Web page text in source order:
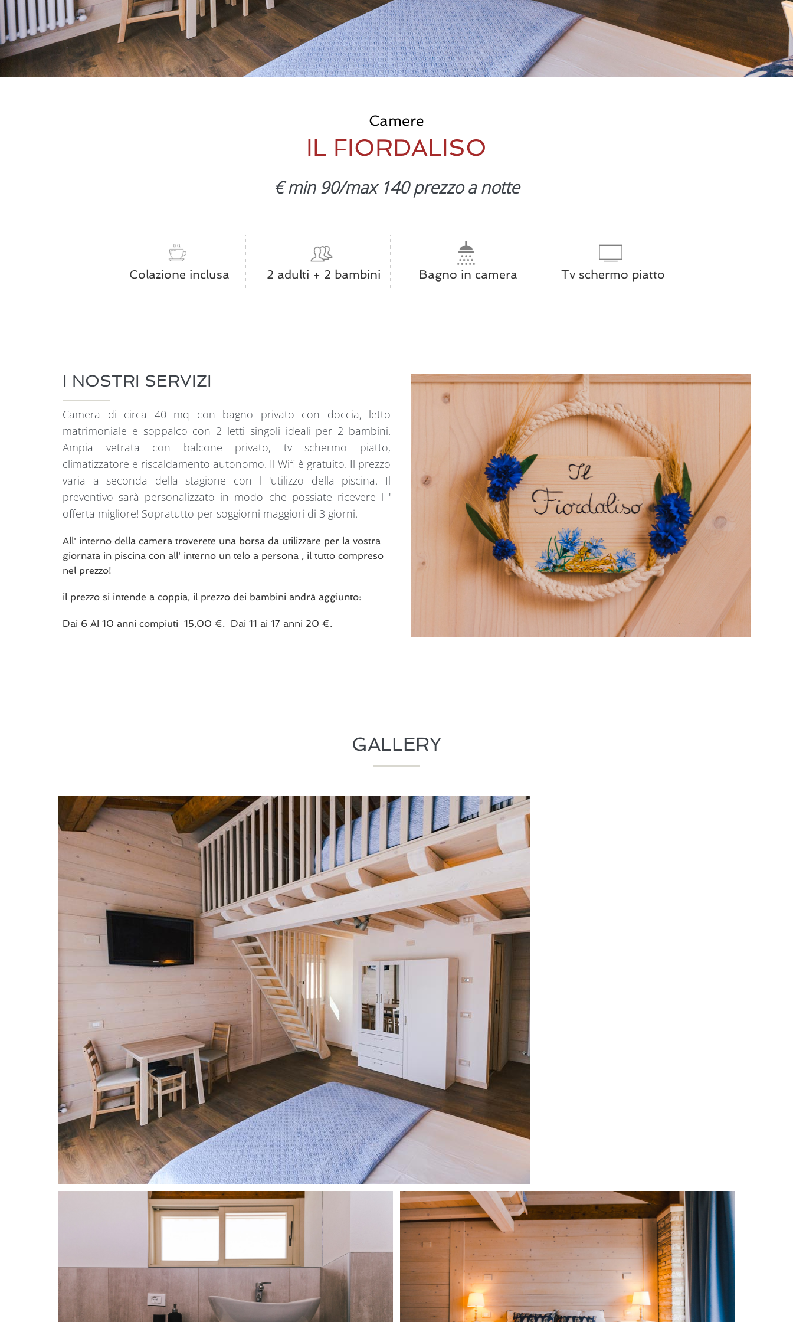
Camere
IL FIORDALISO
€ min 90/max 140 prezzo a notte
Colazione inclusa 2 adulti + 2 bambini Bagno in camera Tv schermo piatto
I NOSTRI SERVIZI
Camera di circa 40 mq con bagno privato con doccia, letto
matrimoniale e soppalco con 2 letti singoli ideali per 2 bambini.
Ampia vetrata con balcone privato, tv schermo piatto,
climatizzatore e riscaldamento autonomo. Il Wifi è gratuito. Il prezzo
varia a seconda della stagione con l 'utilizzo della piscina. Il
preventivo sarà personalizzato in modo che possiate ricevere l '
offerta migliore! Sopratutto per soggiorni maggiori di 3 giorni.
All' interno della camera troverete una borsa da utilizzare per la vostra
giornata in piscina con all' interno un telo a persona , il tutto compreso
nel prezzo!
il prezzo si intende a coppia, il prezzo dei bambini andrà aggiunto:
Dai 6 AI 10 anni compiuti 15,00 €. Dai 11 ai 17 anni 20 €.
GALLERY